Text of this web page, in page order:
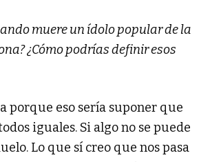
muere un ídolo popular de la
¿Cómo podrías definir esos
porque eso sería suponer que
iguales. Si algo no se puede
Lo que sí creo que nos pasa